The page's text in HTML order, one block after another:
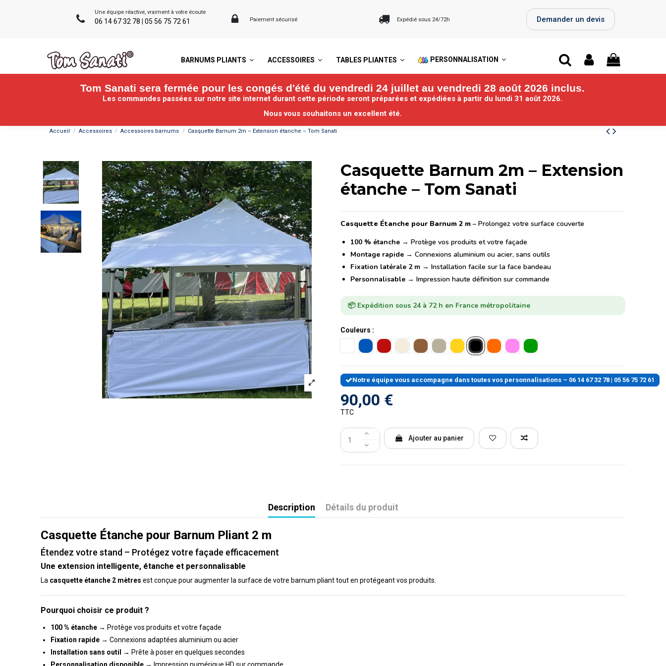
Une équipe réactive, vraiment à votre écoute
06 14 67 32 78 05 56 75 72 61 Paiement sécurisé Expédié sous 24/72h Demander un devis
BARNUMS PLIANTS ACCESSOIRES TABLES PLIANTES PERSONNALISATION
Tom Sanati sera fermée pour les congés d'été du vendredi 24 juillet au vendredi 28 août 2026 inclus.
Les commandes passées sur notre site internet durant cette période seront préparées et expédiées à partir du lundi 31 août 2026.
Nous vous souhaitons un excellent été.
Accueil Accessoires Accessoires barnums Casquette Barnum 2m – Extension étanche – Tom Sanati
Casquette Barnum 2m – Extension
étanche – Tom Sanati
Casquette Étanche pour Barnum 2 m – Prolongez votre surface couverte
100 % étanche → Protège vos produits et votre façade
Montage rapide → Connexions aluminium ou acier, sans outils
Fixation latérale 2 m → Installation facile sur la face bandeau
Personnalisable → Impression haute définition sur commande
📦 Expédition sous 24 à 72 h en France métropolitaine
Couleurs :
Blanc
Bleu Rouge Sable Caramel
Gris Jaune Noir Orange Rose Vert
Notre équipe vous accompagne dans toutes vos personnalisations – 06 14 67 32 78 | 05 56 75 72 61
90,00 €
TTC
Ajouter au panier
Description Détails du produit
Casquette Étanche pour Barnum Pliant 2 m
Étendez votre stand – Protégez votre façade efficacement
Une extension intelligente, étanche et personnalisable
La casquette étanche 2 mètres est conçue pour augmenter la surface de votre barnum pliant tout en protégeant vos produits.
Pourquoi choisir ce produit ?
100 % étanche → Protège vos produits et votre façade
Fixation rapide → Connexions adaptées aluminium ou acier
Installation sans outil
→ Prête à poser en quelques secondes